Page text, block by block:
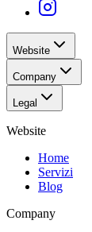
Website
Company
Legal
Website
Home
Servizi
Blog
Company